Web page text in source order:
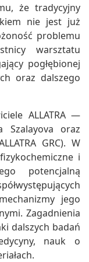
że tradycyjny
nie jest już
problemu
warsztatu
pogłębionej
oraz dalszego
ALLATRA —
Szalayova oraz
GRC). W
i
potencjalną
jego
Zagadnienia
dalszych badań
nauk o